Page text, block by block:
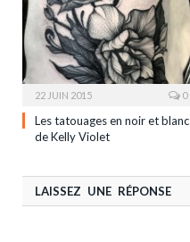
22 JUIN 2015 0
Les tatouages en noir et blanc
de Kelly Violet
LAISSEZ UNE RÉPONSE